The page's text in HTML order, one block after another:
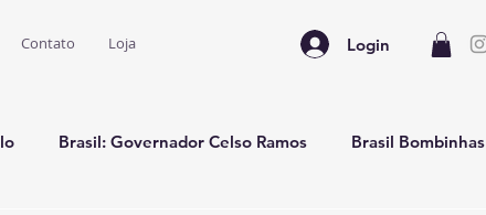
Contato Loja Login
Brasil: Governador Celso Ramos Brasil Bombinhas